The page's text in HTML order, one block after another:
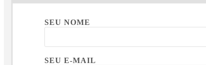
SEU NOME
SEU E-MAIL